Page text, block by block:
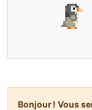
Bonjour ! Vous